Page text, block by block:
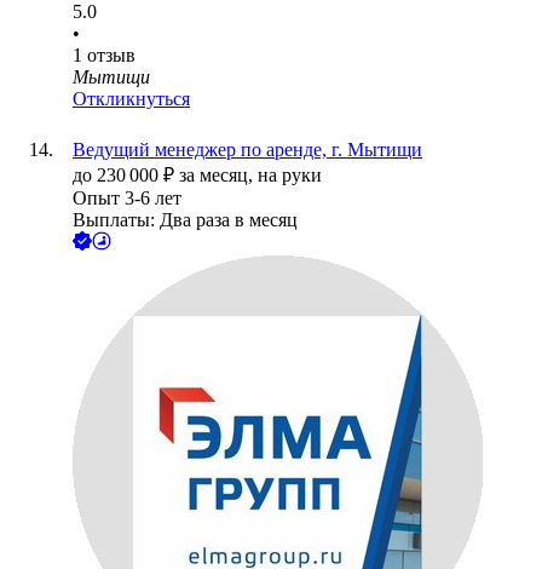
5.0
•
1 отзыв
Мытищи
Откликнуться
Ведущий менеджер по аренде, г. Мытищи
до 230 000 ₽ за месяц, на руки
Опыт 3-6 лет
Выплаты: Два раза в месяц